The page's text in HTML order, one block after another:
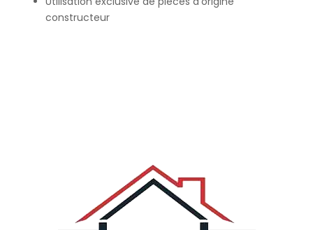
constructeur